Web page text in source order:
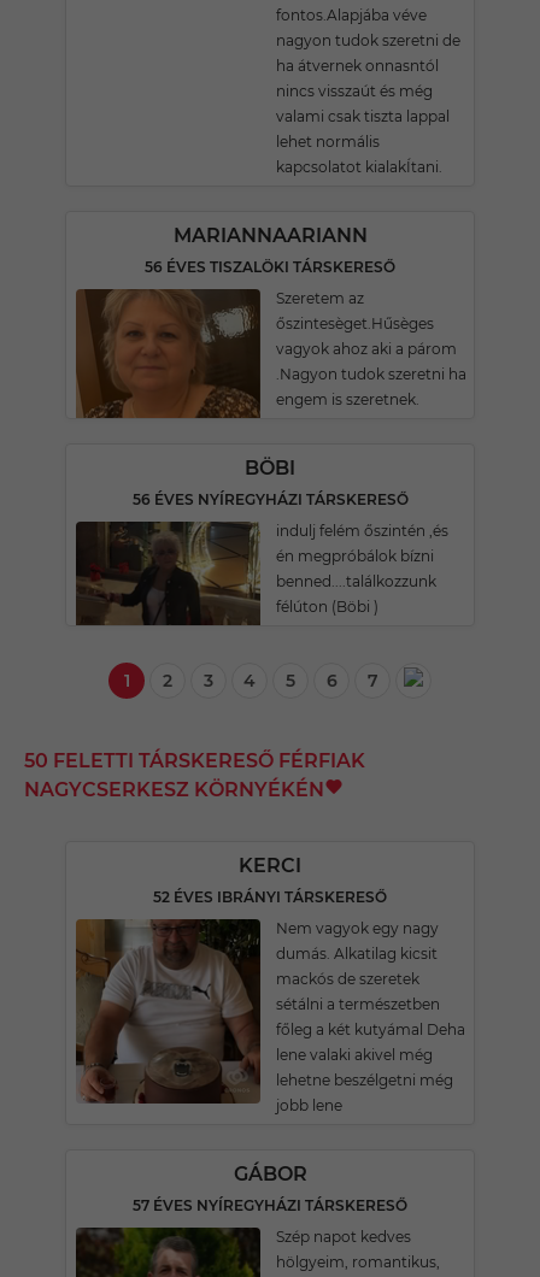
fontos.Alapjába véve
nagyon tudok szeretni de
ha átvernek onnasntól
nincs visszaút és még
valami csak tiszta lappal
lehet normális
kapcsolatot kialakÍtani.
MARIANNAARIANN
56 ÉVES TISZALÖKI TÁRSKERESŐ
Szeretem az
őszintesèget.Hűsèges
vagyok ahoz aki a párom
.Nagyon tudok szeretni ha
engem is szeretnek.
BÖBI
56 ÉVES NYÍREGYHÁZI TÁRSKERESŐ
indulj felém őszintén ,és
én megpróbálok bízni
benned....találkozzunk
félúton (Böbi )
1 2 3 4 5 6 7
50 FELETTI TÁRSKERESŐ FÉRFIAK
NAGYCSERKESZ KÖRNYÉKÉN
KERCI
52 ÉVES IBRÁNYI TÁRSKERESŐ
Nem vagyok egy nagy
dumás. Alkatilag kicsit
mackós de szeretek
sétálni a természetben
főleg a két kutyámal Deha
lene valaki akivel még
lehetne beszélgetni még
jobb lene
GÁBOR
57 ÉVES NYÍREGYHÁZI TÁRSKERESŐ
Szép napot kedves
hölgyeim, romantikus,